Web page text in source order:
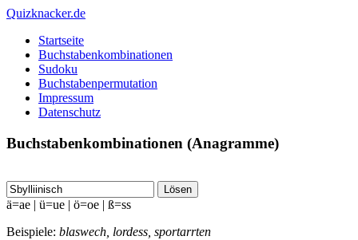
Quizknacker.de
Startseite
Buchstabenkombinationen
Sudoku
Buchstabenpermutation
Impressum
Datenschutz
Buchstabenkombinationen (Anagramme)
Lösen
ä=ae | ü=ue | ö=oe | ß=ss
Beispiele: blaswech, lordess, sportarrten